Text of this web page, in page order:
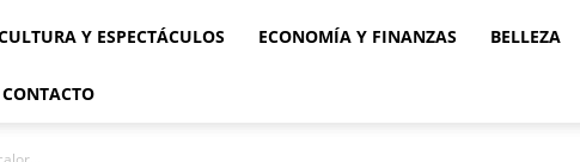
Y ESPECTÁCULOS ECONOMÍA Y FINANZAS BELLEZA
CONTACTO